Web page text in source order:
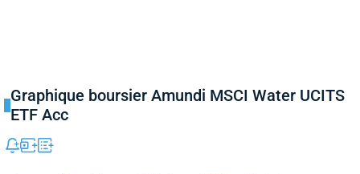
Graphique boursier Amundi MSCI Water UCITS
ETF Acc